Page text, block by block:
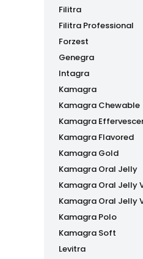
Filitra
Filitra Professional
Forzest
Genegra
Intagra
Kamagra
Kamagra Chewable
Kamagra
Kamagra Flavored
Kamagra Gold
Kamagra Oral Jelly
Kamagra Oral Jelly
Kamagra Oral Jelly
Kamagra Polo
Kamagra Soft
Levitra